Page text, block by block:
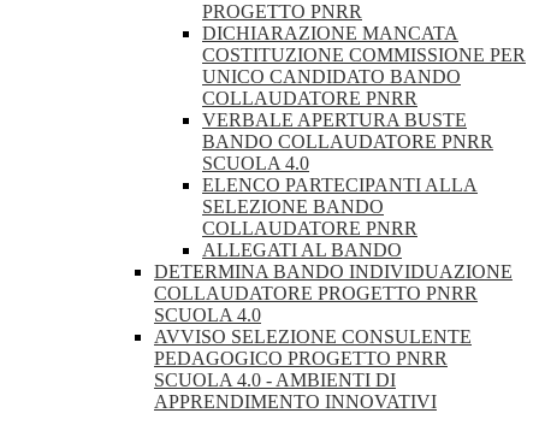
PROGETTO PNRR
DICHIARAZIONE MANCATA
COSTITUZIONE COMMISSIONE PER
UNICO CANDIDATO BANDO
COLLAUDATORE PNRR
VERBALE APERTURA BUSTE
BANDO COLLAUDATORE PNRR
SCUOLA 4.0
ELENCO PARTECIPANTI ALLA
SELEZIONE BANDO
COLLAUDATORE PNRR
ALLEGATI AL BANDO
DETERMINA BANDO INDIVIDUAZIONE
COLLAUDATORE PROGETTO PNRR
SCUOLA 4.0
AVVISO SELEZIONE CONSULENTE
PEDAGOGICO PROGETTO PNRR
SCUOLA 4.0 - AMBIENTI DI
APPRENDIMENTO INNOVATIVI